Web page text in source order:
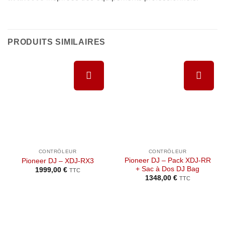
PRODUITS SIMILAIRES
CONTRÔLEUR
Pioneer DJ – XDJ-RX3
1999,00 € TTC
CONTRÔLEUR
Pioneer DJ – Pack XDJ-RR
+ Sac à Dos DJ Bag
1348,00 € TTC